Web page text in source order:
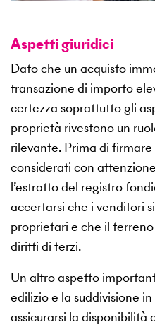
Aspetti giuridici
Dato che un acquisto
transazione di importo
certezza soprattutto gli
proprietà rivestono un
rilevante. Prima di
considerati con
l’estratto del registro
accertarsi che i venditori
proprietari e che il
diritti di terzi.
Un altro aspetto
edilizio e la suddivisione
assicurarsi la disponibilità